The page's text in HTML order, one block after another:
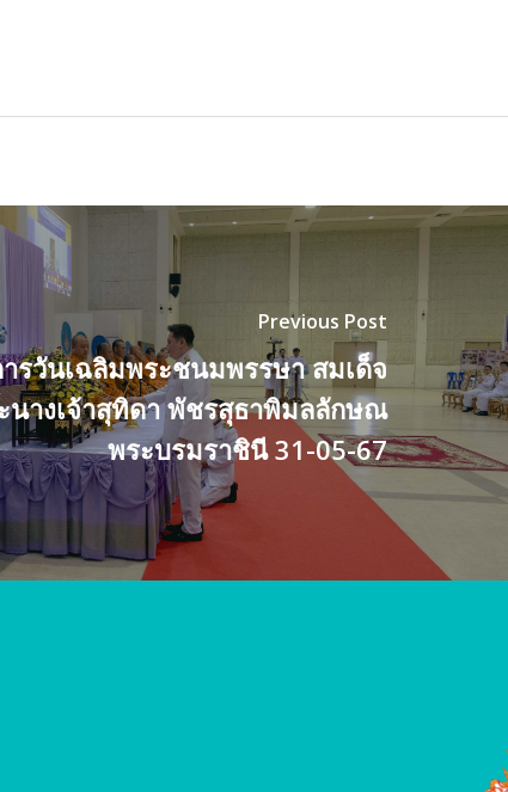
Previous Post
รวันเฉลิมพระชนมพรรษา สมเด็จ
นางเจ้าสุทิดา พัชรสุธาพิมลลักษณ
พระบรมราชินี 31-05-67